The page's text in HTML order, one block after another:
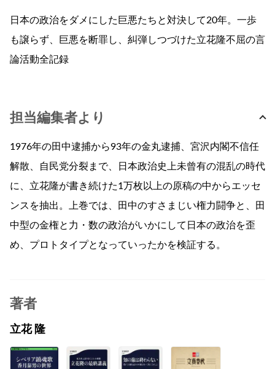
日本の政治をダメにした巨悪たちと対決して20年。一歩
も譲らず、巨悪を断罪し、糾弾しつづけた立花隆不屈の言
論活動全記録
担当編集者より
1976年の田中逮捕から93年の金丸逮捕、宮沢内閣不信任
解散、自民党分裂まで、日本政治史上未曾有の混乱の時代
に、立花隆が書き続けた1万枚以上の原稿の中からエッセ
ンスを抽出。上巻では、田中のすさまじい権力闘争と、田
中型の金権と力・数の政治がいかにして日本の政治を歪
め、プロトタイプとなっていったかを検証する。
著者
立花 隆